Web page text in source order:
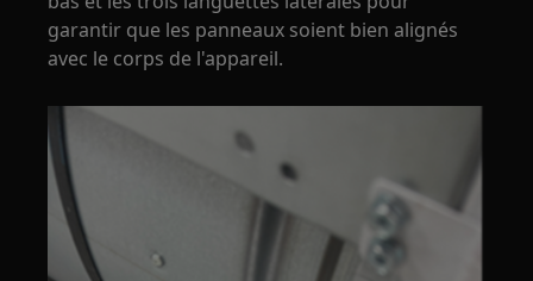
garantir que les panneaux soient bien alignés
avec le corps de l'appareil.